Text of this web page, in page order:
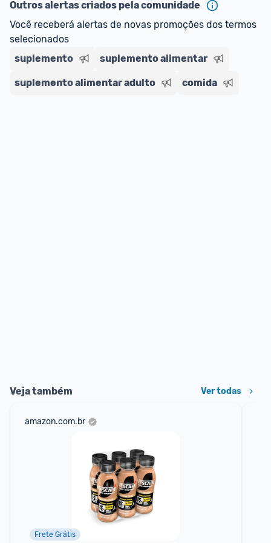
Entrega Expressa: A partir de 2 dias úteis.*
*Confira aqui
Outros alertas criados pela comunidade
Você receberá alertas de novas promoções dos termos
selecionados
suplemento
suplemento alimentar
suplemento alimentar adulto comida
Veja também Ver todas
amazon.com.br
Frete Grátis